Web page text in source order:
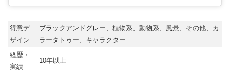
得意デ
ザイン
ブラックアンドグレー、植物系、動物系、風景、その他、カ
ラータトゥー、キャラクター
経歴・
実績
10年以上